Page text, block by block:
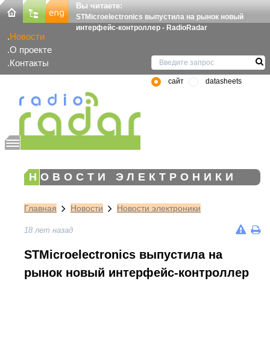
Вы читаете:
STMicroelectronics выпустила на рынок новый
интерфейс-контроллер - RadioRadar
Новости
О проекте
Контакты
сайт datasheets
НОВОСТИ ЭЛЕКТРОНИКИ
Главная Новости Новости электроники
18 лет назад
STMicroelectronics выпустила на
рынок новый интерфейс-контроллер